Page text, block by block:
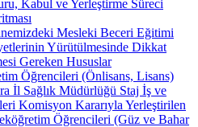
Kabul ve Yerleştirme Süreci
Mesleki Beceri Eğitimi
Yürütülmesinde Dikkat
Gereken Hususlar
Öğrencileri (Önlisans, Lisans)
İl Sağlık Müdürlüğü Staj İş ve
Komisyon Kararıyla Yerleştirilen
Öğrencileri (Güz ve Bahar